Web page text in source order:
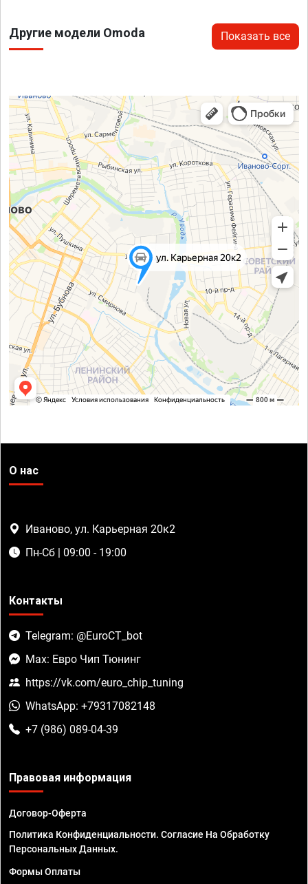
Другие модели Omoda Показать все
О нас
Иваново, ул. Карьерная 20к2
Пн-Сб | 09:00 - 19:00
Контакты
Telegram: @EuroCT_bot
Max: Евро Чип Тюнинг
https://vk.com/euro_chip_tuning
WhatsApp: +79317082148
+7 (986) 089-04-39
Правовая информация
Договор-Оферта
Политика Конфиденциальности. Согласие На Обработку
Персональных Данных.
Формы Оплаты